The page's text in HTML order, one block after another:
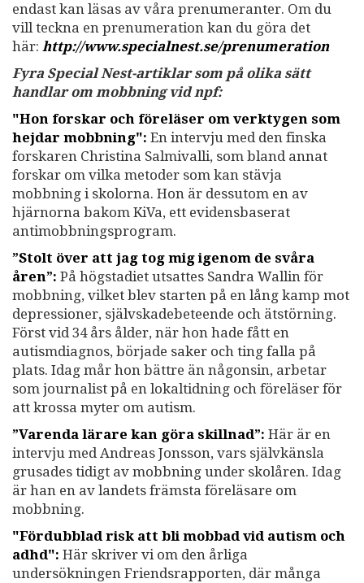
endast kan läsas av våra prenumeranter. Om du
vill teckna en prenumeration kan du göra det
här: http://www.specialnest.se/prenumeration
Fyra Special Nest-artiklar som på olika sätt
handlar om mobbning vid npf:
"Hon forskar och föreläser om verktygen som
hejdar mobbning": En intervju med den finska
forskaren Christina Salmivalli, som bland annat
forskar om vilka metoder som kan stävja
mobbning i skolorna. Hon är dessutom en av
hjärnorna bakom KiVa, ett evidensbaserat
antimobbningsprogram.
”Stolt över att jag tog mig igenom de svåra
åren”: På högstadiet utsattes Sandra Wallin för
mobbning, vilket blev starten på en lång kamp mot
depressioner, självskadebeteende och ätstörning.
Först vid 34 års ålder, när hon hade fått en
autismdiagnos, började saker och ting falla på
plats. Idag mår hon bättre än någonsin, arbetar
som journalist på en lokaltidning och föreläser för
att krossa myter om autism.
”Varenda lärare kan göra skillnad”: Här är en
intervju med Andreas Jonsson, vars självkänsla
grusades tidigt av mobbning under skolåren. Idag
är han en av landets främsta föreläsare om
mobbning.
"Fördubblad risk att bli mobbad vid autism och
adhd": Här skriver vi om den årliga
undersökningen Friendsrapporten, där många